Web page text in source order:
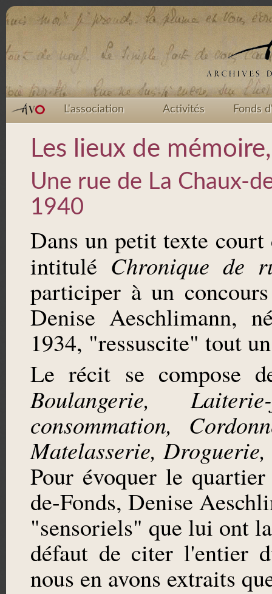
L'association Activités Fonds
Les lieux de
Une rue de La Chaux-
1940
Dans un petit texte court
intitulé Chronique de
participer à un
Denise Aeschlimann,
1934, "ressuscite" tout
Le récit se compose
Boulangerie,
consommation,
Matelasserie,
Pour évoquer le
de-Fonds, Denise
"sensoriels" que lui ont
défaut de citer l'entier
nous en avons extraits